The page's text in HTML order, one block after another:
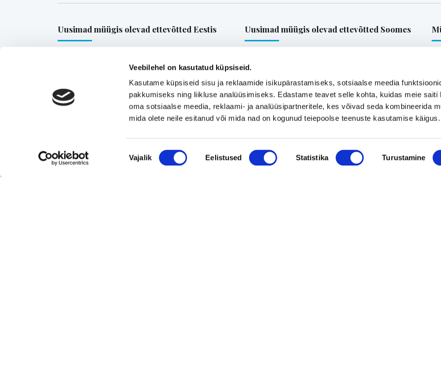
Veebilehel on kasutatud küpsiseid.
Kasutame küpsiseid sisu ja reklaamide isikupärastamiseks, sotsiaalse meedia
pakkumiseks ning liikluse analüüsimiseks. Edastame teavet selle kohta, kuidas meie saiti
oma sotsiaalse meedia, reklaami- ja analüüsipartneritele, kes võivad seda kombineerida
mida olete neile esitanud või mida nad on kogunud teiepoolse teenuste kasutamise käigus.
Nõusoleku
valik
Vajalik Eelistused Statistika Turustamine
Uusimad müügis olevad ettevõtted Eestis
Skandinaavia ning Baltikumi suundadel.
Viimsi Lihapood – 35 aastat turul olnud kohalik
Tugeva turupositsiooniga 3D printimise ja
Uusimad müügis olevad ettevõtted Soomes
vihmaveekaevud.
Vaata kõiki